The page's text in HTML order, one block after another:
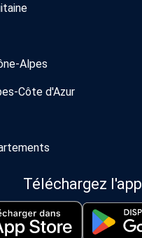
Alpes
Côte d'Azur
Téléchargez l'app